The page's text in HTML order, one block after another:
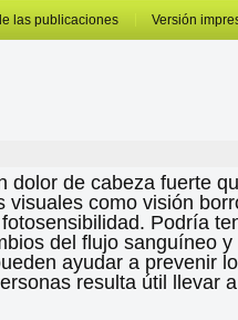
las publicaciones Versión
dolor de cabeza fuerte
visuales como visión
Podría
del flujo sanguíneo
ayudar a prevenir
resulta útil llevar